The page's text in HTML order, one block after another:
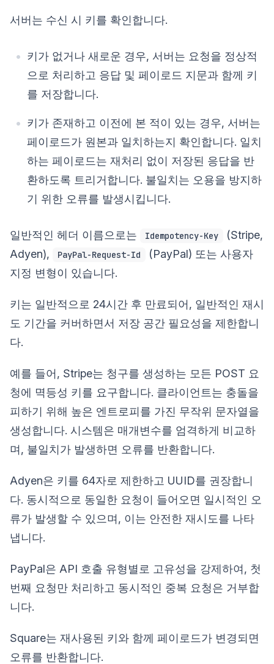
서버는 수신 시 키를 확인합니다.
키가 없거나 새로운 경우, 서버는 요청을 정상적
으로 처리하고 응답 및 페이로드 지문과 함께 키
를 저장합니다.
키가 존재하고 이전에 본 적이 있는 경우, 서버는
페이로드가 원본과 일치하는지 확인합니다. 일치
하는 페이로드는 재처리 없이 저장된 응답을 반
환하도록 트리거합니다. 불일치는 오용을 방지하
기 위한 오류를 발생시킵니다.
일반적인 헤더 이름으로는 Idempotency-Key
(Stripe,
Adyen),
PayPal-Request-Id
(PayPal) 또는 사용자
지정 변형이 있습니다.
키는 일반적으로 24시간 후 만료되어, 일반적인 재시
도 기간을 커버하면서 저장 공간 필요성을 제한합니
다.
예를 들어, Stripe는 청구를 생성하는 모든 POST 요
청에 멱등성 키를 요구합니다. 클라이언트는 충돌을
피하기 위해 높은 엔트로피를 가진 무작위 문자열을
생성합니다. 시스템은 매개변수를 엄격하게 비교하
며, 불일치가 발생하면 오류를 반환합니다.
Adyen은 키를 64자로 제한하고 UUID를 권장합니
다. 동시적으로 동일한 요청이 들어오면 일시적인 오
류가 발생할 수 있으며, 이는 안전한 재시도를 나타
냅니다.
PayPal은 API 호출 유형별로 고유성을 강제하여, 첫
번째 요청만 처리하고 동시적인 중복 요청은 거부합
니다.
Square는 재사용된 키와 함께 페이로드가 변경되면
오류를 반환합니다.